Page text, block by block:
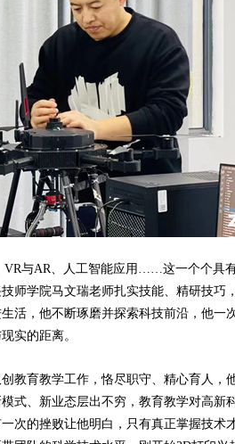
VR与AR、 人工智能应用 ……这一个个具
师学院马文瑞老师扎实技能、精研技巧 ，
活 ， 他不断琢磨并探索科技前沿，他一
实的距离。
教育教学工作，恪尽职守、 精心育人 ，
式、新业态层出不穷，教育教学对高新
次的挫败让他明白 ， 只有真正掌握技术
“筑
“体验
“崇尚
“关爱
“弘扬
“岁
“创新党建
2023年
“灯塔引
嵊州市
浙江省社
林乃聪：
聚焦
特色化办学
职业教
阅读为
关注更
社区
家庭教育
“以美
【诗评
浙江省中职教